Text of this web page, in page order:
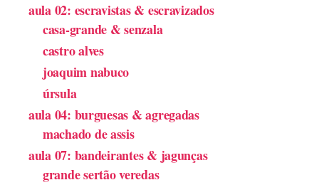
aula 02: escravistas & escravizados
casa-grande & senzala
castro alves
joaquim nabuco
úrsula
aula 04: burguesas & agregadas
machado de assis
aula 07: bandeirantes & jagunças
grande sertão veredas